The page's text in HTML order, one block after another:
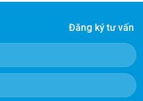
Đăng ký tư vấn